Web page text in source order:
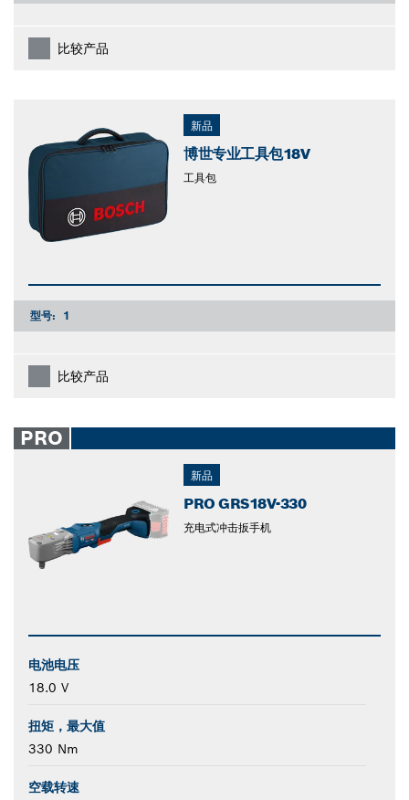
比较产品
新品
博世专业工具包18V
工具包
型号: 1
比较产品
PRO
新品
PRO GRS18V-330
充电式冲击扳手机
电池电压
18.0 V
扭矩，最大值
330 Nm
空载转速